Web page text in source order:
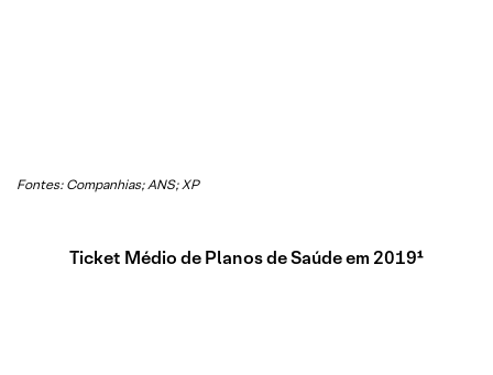
Fontes: Companhias; ANS; XP
Ticket Médio de Planos de Saúde em 2019¹